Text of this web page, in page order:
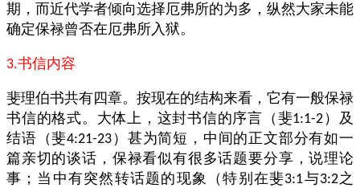
期，而近代学者倾向选择厄弗所的为多，纵然大家未能
确定保禄曾否在厄弗所入狱。
3.书信内容
斐理伯书共有四章。按现在的结构来看，它有一般保禄
书信的格式。大体上，这封书信的序言（斐1:1-2 ）及
结语（斐4:21-23 ）甚为简短，中间的正文部分有如一
篇亲切的谈话，保禄看似有很多话题要分享，说理论
事；当中有突然转话题的现象（特别在斐3:1与3:2之